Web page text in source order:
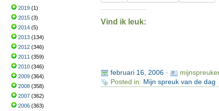
Vind ik leuk:
februari 16, 2006·
Posted in: Mijn spreuk van de dag
2019 (1)
2015 (3)
2014 (5)
2013 (134)
2012 (346)
2011 (359)
2010 (346)
2009 (364)
2008 (358)
2007 (362)
2006 (363)